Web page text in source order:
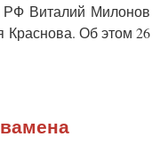
РФ Виталий Милонов
Краснова. Об этом 26